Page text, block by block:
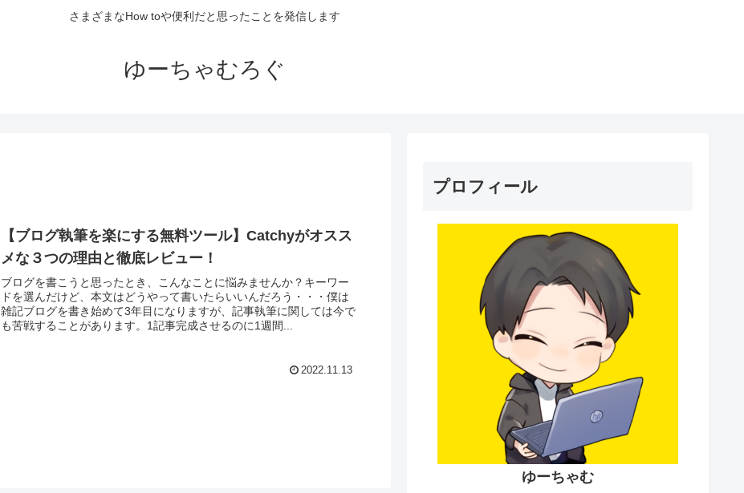
さまざまなHow toや便利だと思ったことを発信します
ゆーちゃむろぐ
【ブログ執筆を楽にする無料ツール】Catchyがオスス
メな３つの理由と徹底レビュー！
ブログを書こうと思ったとき、こんなことに悩みませんか？キーワー
ドを選んだけど、本文はどうやって書いたらいいんだろう・・・僕は
雑記ブログを書き始めて3年目になりますが、記事執筆に関しては今で
も苦戦することがあります。1記事完成させるのに1週間...
2022.11.13
プロフィール
ゆーちゃむ